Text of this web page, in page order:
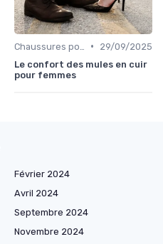
•
29/09/2025
Le confort des mules en cuir
pour femmes
Février 2024
Avril 2024
Septembre 2024
Novembre 2024